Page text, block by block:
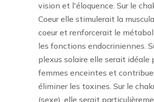
vision et l'éloquence. Sur le
Coeur elle stimulerait la
coeur et renforcerait le
les fonctions endocriniennes.
plexus solaire elle serait idéale
femmes enceintes et
éliminer les toxines. Sur le
(sexe), elle serait